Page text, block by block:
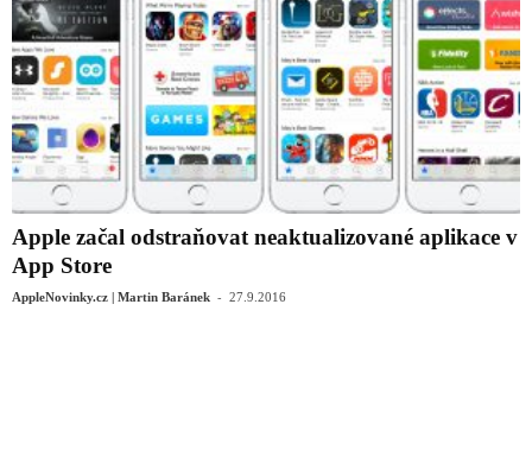
Apple začal odstraňovat neaktualizované aplikace v
App Store
AppleNovinky.cz | Martin Baránek - 27.9.2016